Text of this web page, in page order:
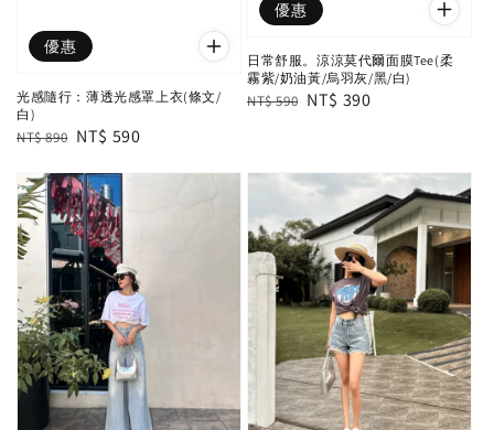
優惠
光感隨行：薄透光感罩上衣(條文/
白)
Regular
NT$ 890 Sale
NT$ 590
優惠
日常舒服。涼涼莫代爾面膜Tee(柔
霧紫/奶油黃/烏羽灰/黑/白)
Regular
NT$ 590 Sale
NT$ 390